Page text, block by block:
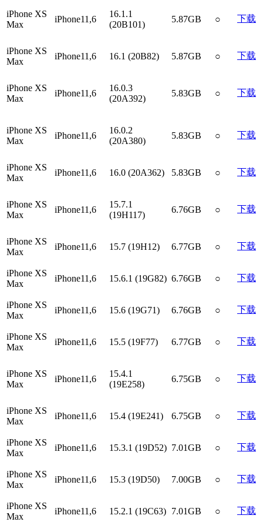
iPhone XS
Max
iPhone11,6
16.1.1
(20B101)
5.87GB ○ 下载
iPhone XS
Max
iPhone11,6 16.1 (20B82) 5.87GB ○ 下载
iPhone XS
Max
iPhone11,6
16.0.3
(20A392)
5.83GB ○ 下载
iPhone XS
Max
iPhone11,6
16.0.2
(20A380)
5.83GB ○ 下载
iPhone XS
Max
iPhone11,6 16.0 (20A362) 5.83GB ○ 下载
iPhone XS
Max
iPhone11,6
15.7.1
(19H117)
6.76GB ○ 下载
iPhone XS
Max
iPhone11,6 15.7 (19H12) 6.77GB ○ 下载
iPhone XS
Max
iPhone11,6 15.6.1 (19G82) 6.76GB ○ 下载
iPhone XS
Max
iPhone11,6 15.6 (19G71) 6.76GB ○ 下载
iPhone XS
Max
iPhone11,6 15.5 (19F77) 6.77GB ○ 下载
iPhone XS
Max
iPhone11,6
15.4.1
(19E258)
6.75GB ○ 下载
iPhone XS
Max
iPhone11,6 15.4 (19E241) 6.75GB ○ 下载
iPhone XS
Max
iPhone11,6 15.3.1 (19D52) 7.01GB ○ 下载
iPhone XS
Max
iPhone11,6 15.3 (19D50) 7.00GB ○ 下载
iPhone XS
Max
iPhone11,6 15.2.1 (19C63) 7.01GB ○ 下载